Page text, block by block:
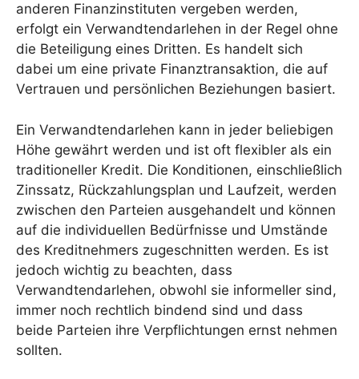
anderen Finanzinstituten vergeben werden,
erfolgt ein Verwandtendarlehen in der Regel ohne
die Beteiligung eines Dritten. Es handelt sich
dabei um eine private Finanztransaktion, die auf
Vertrauen und persönlichen Beziehungen basiert.
Ein Verwandtendarlehen kann in jeder beliebigen
Höhe gewährt werden und ist oft flexibler als ein
traditioneller Kredit. Die Konditionen, einschließlich
Zinssatz, Rückzahlungsplan und Laufzeit, werden
zwischen den Parteien ausgehandelt und können
auf die individuellen Bedürfnisse und Umstände
des Kreditnehmers zugeschnitten werden. Es ist
jedoch wichtig zu beachten, dass
Verwandtendarlehen, obwohl sie informeller sind,
immer noch rechtlich bindend sind und dass
beide Parteien ihre Verpflichtungen ernst nehmen
sollten.